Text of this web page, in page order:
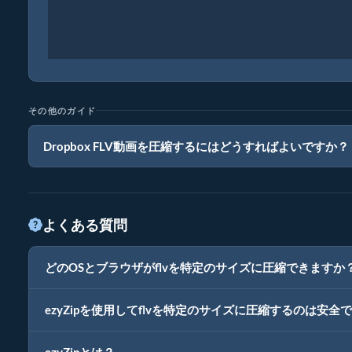
その他のガイド
Dropbox FLV動画を圧縮するにはどうすればよいですか？
よくある質問
どのOSとブラウザがflvを特定のサイズに圧縮できますか
ezyZipを使用してflvを特定のサイズに圧縮するのは安全